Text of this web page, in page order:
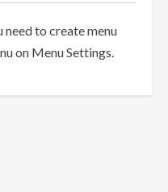
need to create menu
on Menu Settings.